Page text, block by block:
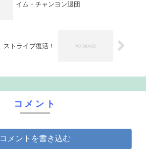
イム・チャンヨン退団
ストライプ復活！
コメント
コメントを書き込む